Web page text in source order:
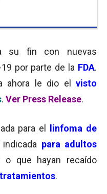
su fin con nuevas
19 por parte de la FDA.
ahora le dio el visto
. Ver Press Release.
para el
linfoma de
para adultos
o que hayan recaído
.